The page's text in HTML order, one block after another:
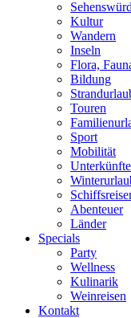
Kultur
Wandern
Inseln
Flora,
Bildung
Touren
Sport
Mobilität
Unterkünfte
Abenteuer
Länder
Specials
Party
Wellness
Kulinarik
Weinreisen
Kontakt